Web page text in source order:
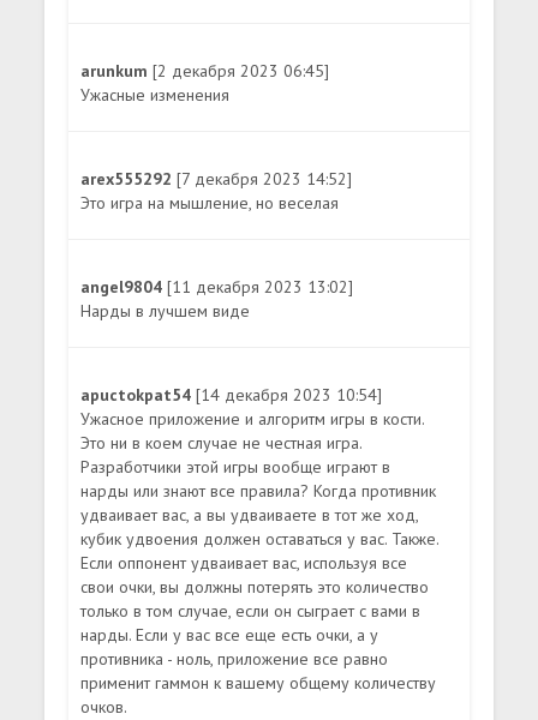
arunkum[2 декабря 2023 06:45]
Ужасные изменения
arex555292[7 декабря 2023 14:52]
Это игра на мышление, но веселая
angel9804[11 декабря 2023 13:02]
Нарды в лучшем виде
apuctokpat54[14 декабря 2023 10:54]
Ужасное приложение и алгоритм игры в кости.
Это ни в коем случае не честная игра.
Разработчики этой игры вообще играют в
нарды или знают все правила? Когда противник
удваивает вас, а вы удваиваете в тот же ход,
кубик удвоения должен оставаться у вас. Также.
Если оппонент удваивает вас, используя все
свои очки, вы должны потерять это количество
только в том случае, если он сыграет с вами в
нарды. Если у вас все еще есть очки, а у
противника - ноль, приложение все равно
применит гаммон к вашему общему количеству
очков.